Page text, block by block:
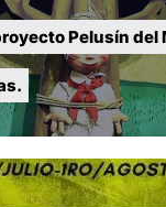
Pelusín del